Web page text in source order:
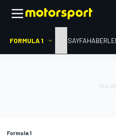
FORMULA 1 ANA SAYFA
Formula 1